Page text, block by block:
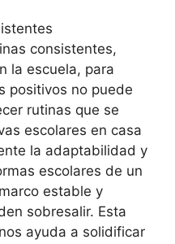
consistentes,
la escuela, para
positivos no puede
rutinas que se
escolares en casa
la adaptabilidad y
escolares de un
estable y
sobresalir. Esta
ayuda a solidificar